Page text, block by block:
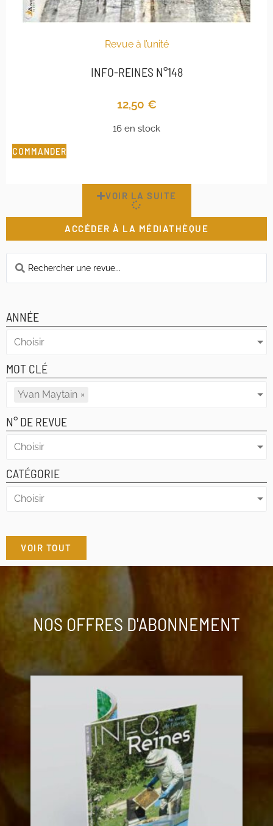
ACCÉDER À LA MÉDIATHÈQUE
ANNÉE
Choisir
MOT CLÉ
Yvan Maytain ×
N° DE REVUE
Choisir
CATÉGORIE
Choisir
VOIR TOUT
Revue à l’unité
INFO-REINES N°148
12,50 €
16 en stock
COMMANDER
VOIR LA SUITE
NOS OFFRES D'ABONNEMENT